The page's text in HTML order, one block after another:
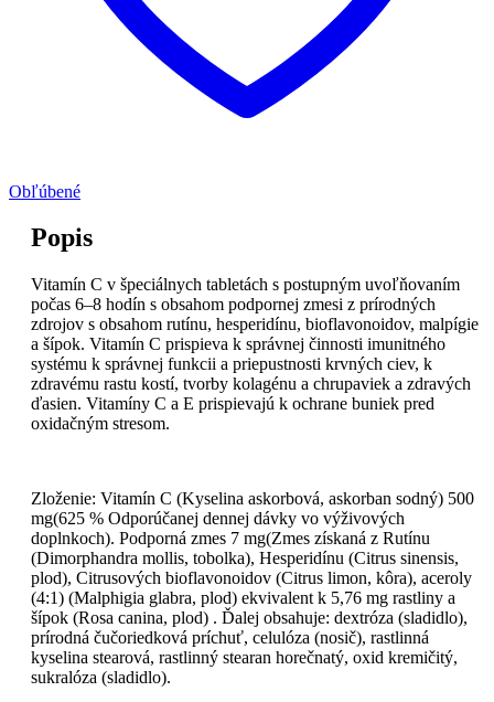
Obľúbené
Popis
Vitamín C v špeciálnych tabletách s postupným uvoľňovaním
počas 6–8 hodín s obsahom podpornej zmesi z prírodných
zdrojov s obsahom rutínu, hesperidínu, bioflavonoidov, malpígie
a šípok. Vitamín C prispieva k správnej činnosti imunitného
systému k správnej funkcii a priepustnosti krvných ciev, k
zdravému rastu kostí, tvorby kolagénu a chrupaviek a zdravých
ďasien. Vitamíny C a E prispievajú k ochrane buniek pred
oxidačným stresom.
Zloženie: Vitamín C (Kyselina askorbová, askorban sodný) 500
mg(625 % Odporúčanej dennej dávky vo výživových
doplnkoch). Podporná zmes 7 mg(Zmes získaná z Rutínu
(Dimorphandra mollis, tobolka), Hesperidínu (Citrus sinensis,
plod), Citrusových bioflavonoidov (Citrus limon, kôra), aceroly
(4:1) (Malphigia glabra, plod) ekvivalent k 5,76 mg rastliny a
šípok (Rosa canina, plod) . Ďalej obsahuje: dextróza (sladidlo),
prírodná čučoriedková príchuť, celulóza (nosič), rastlinná
kyselina stearová, rastlinný stearan horečnatý, oxid kremičitý,
sukralóza (sladidlo).